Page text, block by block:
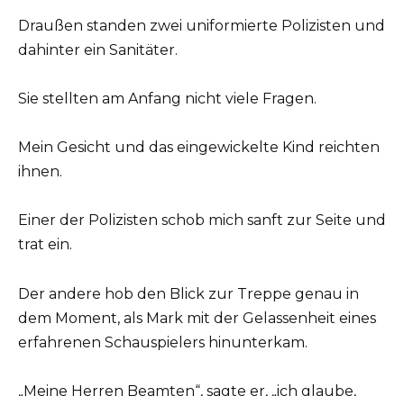
Draußen standen zwei uniformierte Polizisten und
dahinter ein Sanitäter.
Sie stellten am Anfang nicht viele Fragen.
Mein Gesicht und das eingewickelte Kind reichten
ihnen.
Einer der Polizisten schob mich sanft zur Seite und
trat ein.
Der andere hob den Blick zur Treppe genau in
dem Moment, als Mark mit der Gelassenheit eines
erfahrenen Schauspielers hinunterkam.
„Meine Herren Beamten“, sagte er, „ich glaube,